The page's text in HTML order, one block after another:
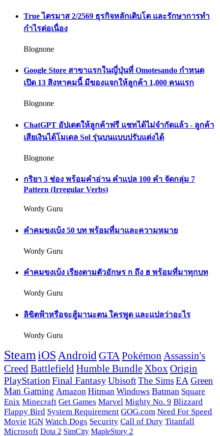
True ไตรมาส 2/2569 ธุรกิจหลักเติบโต และรักษาการทำ
กำไรต่อเนื่อง
Blognone
Google Store สาขาแรกในญี่ปุ่นที่ Omotesando กำหนด
เปิด 13 สิงหาคมนี้ มีของแจกให้ลูกค้า 1,000 คนแรก
Blognone
ChatGPT อัปเดตให้ลูกค้าฟรี แชทได้ไม่จำกัดแล้ว - ลูกค้า
เสียเงินได้โมเดล Sol รุ่นบนแบบปรับแต่งได้
Blognone
กริยา 3 ช่อง พร้อมคำอ่าน คำแปล 100 คำ จัดกลุ่ม 7
Pattern (Irregular Verbs)
Wordy Guru
คำคมขงเบ้ง 50 บท พร้อมที่มาและความหมาย
Wordy Guru
คำคมขงเบ้ง เรียงตามตัวอักษร ก ถึง ฮ พร้อมที่มาทุกบท
Wordy Guru
ลิขิตฟ้าหรือจะสู้มานะตน ใครพูด และแปลว่าอะไร
Wordy Guru
SteamiOS Android GTAPokémon Assassin's
CreedBattlefieldHumble Bundle Xbox Origin
PlayStation Final FantasyUbisoftThe Sims EA Green
Man Gaming Amazon Hitman Windows Batman Square
Enix Minecraft Get Games Marvel Mighty No. 9 Blizzard
Flappy Bird System Requirement GOG.com Need For Speed
Movie IGN Watch Dogs Security Call of Duty Titanfall
Microsoft Dota 2 SimCity MapleStory 2